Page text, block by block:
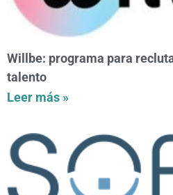
Willbe: programa para
talento
Leer más »